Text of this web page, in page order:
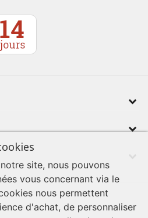
site, nous pouvons
vous concernant via le
nous permettent
d'achat, de personnaliser